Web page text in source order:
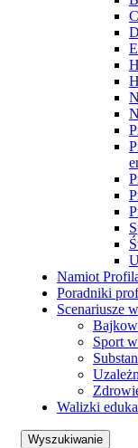
Namiot
Poradniki
Scenariusze
Sport
Walizki
Wyszukiwanie